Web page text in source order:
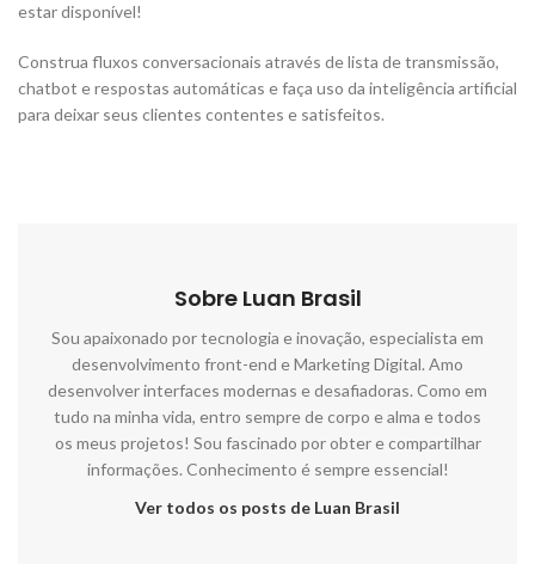
estar disponível!
Construa fluxos conversacionais através de lista de transmissão,
chatbot e respostas automáticas e faça uso da inteligência artificial
para deixar seus clientes contentes e satisfeitos.
Sobre Luan Brasil
Sou apaixonado por tecnologia e inovação, especialista em
desenvolvimento front-end e Marketing Digital. Amo
desenvolver interfaces modernas e desafiadoras. Como em
tudo na minha vida, entro sempre de corpo e alma e todos
os meus projetos! Sou fascinado por obter e compartilhar
informações. Conhecimento é sempre essencial!
Ver todos os posts de Luan Brasil